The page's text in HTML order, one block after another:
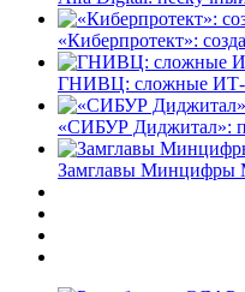
«Киберпротект»:
ГНИВЦ: сложные
«СИБУР Диджитал»:
Замглавы Минцифры